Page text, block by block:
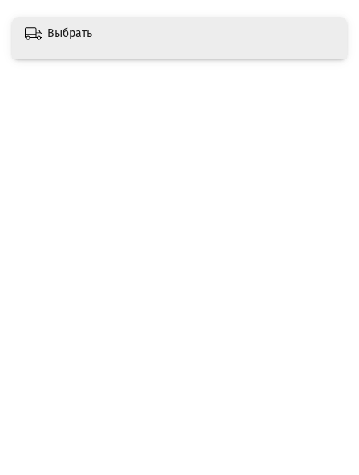
Выбрать